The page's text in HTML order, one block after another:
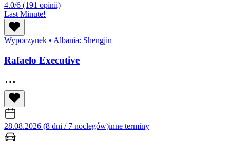
4.0/6 (191 opinii)
Last Minute!
Wypoczynek • Albania: Shengjin
Rafaelo Executive
28.08.2026 (8 dni / 7 noclegów)inne terminy